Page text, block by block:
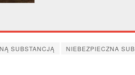
SUBSTANCJĄ
NIEBEZPIECZNA